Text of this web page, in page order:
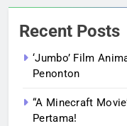
Recent Posts
‘Jumbo’ Film
Penonton
“A Minecraft
Pertama!